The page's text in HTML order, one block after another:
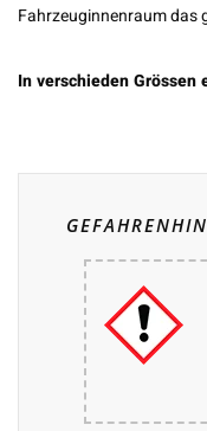
Fahrzeuginnenraum das
In verschieden Grössen